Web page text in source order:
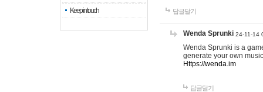
Keep in touch
답글달기
Wenda Sprunki 24-11-14
Wenda Sprunki is a
generate your own
Https://wenda.im
답글달기